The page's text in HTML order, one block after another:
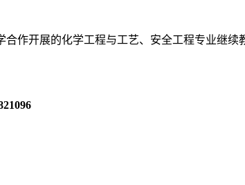
作开展的化学工程与工艺、安全工程专业继续